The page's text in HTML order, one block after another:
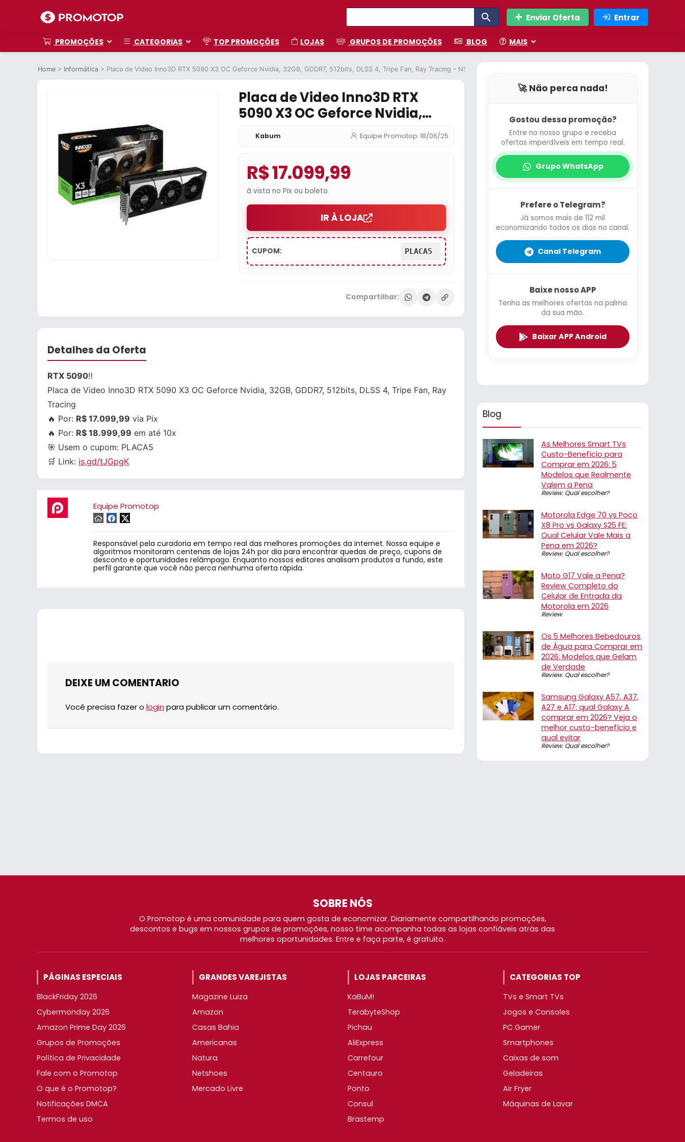
Enviar Oferta Entrar
PROMOÇÕES CATEGORIAS TOP PROMOÇÕES LOJAS GRUPOS DE PROMOÇÕES BLOG MAIS
Home > Informática > Placa de Video Inno3D RTX 5090 X3 OC Geforce Nvidia, 32GB, GDDR7, 512bits, DLSS 4, Tripe Fan, Ray Tracing – N50903-32D7X-17593928
Placa de Video Inno3D RTX
5090 X3 OC Geforce Nvidia,
32GB, GDDR7, 512bits, DLSS 4,
Tripe Fan, Ray Tracing –
N50903-32D7X-17593928
Kabum Equipe Promotop•18/06/25
R$ 17.099,99
à vista no Pix ou boleto
IR À LOJA
CUPOM: PLACA5
Compartilhar:
Detalhes da Oferta
RTX 5090‼
Placa de Video Inno3D RTX 5090 X3 OC Geforce Nvidia, 32GB, GDDR7, 512bits, DLSS 4, Tripe Fan, Ray
Tracing
🔥 Por: R$ 17.099,99 via Pix
🔥 Por: R$ 18.999,99 em até 10x
🎯 Usem o cupom: PLACA5
🛒 Link: is.gd/tJGpgK
Equipe Promotop
Responsável pela curadoria em tempo real das melhores promoções da internet. Nossa equipe e
algoritmos monitoram centenas de lojas 24h por dia para encontrar quedas de preço, cupons de
desconto e oportunidades relâmpago. Enquanto nossos editores analisam produtos a fundo, este
perfil garante que você não perca nenhuma oferta rápida.
DEIXE UM COMENTARIO
Você precisa fazer o login para publicar um comentário.
🚀 Não perca nada!
Gostou dessa promoção?
Entre no nosso grupo e receba
ofertas imperdíveis em tempo real.
Grupo WhatsApp
Prefere o Telegram?
Já somos mais de 112 mil
economizando todos os dias no canal.
Canal Telegram
Baixe nosso APP
Tenha as melhores ofertas na palma
da sua mão.
Baixar APP Android
Blog
As Melhores Smart TVs
Custo-Benefício para
Comprar em 2026: 5
Modelos que Realmente
Valem a Pena
Review, Qual escolher?
Motorola Edge 70 vs Poco
X8 Pro vs Galaxy S25 FE:
Qual Celular Vale Mais a
Pena em 2026?
Review, Qual escolher?
Moto G17 Vale a Pena?
Review Completo do
Celular de Entrada da
Motorola em 2026
Review
Os 5 Melhores Bebedouros
de Água para Comprar em
2026: Modelos que Gelam
de Verdade
Review, Qual escolher?
Samsung Galaxy A57, A37,
A27 e A17: qual Galaxy A
comprar em 2026? Veja o
melhor custo-benefício e
qual evitar
Review, Qual escolher?
SOBRE NÓS
O Promotop é uma comunidade para quem gosta de economizar. Diariamente compartilhando promoções,
descontos e bugs em nossos grupos de promoções, nosso time acompanha todas as lojas confiáveis atrás das
melhores oportunidades. Entre e faça parte, é gratuito.
PÁGINAS ESPECIAIS
BlackFriday 2026
Cybermonday 2026
Amazon Prime Day 2026
Grupos de Promoções
Política de Privacidade
Fale com o Promotop
O que é o Promotop?
Notificações DMCA
Termos de uso
GRANDES VAREJISTAS
Magazine Luiza
Amazon
Casas Bahia
Americanas
Natura
Netshoes
Mercado Livre
LOJAS PARCEIRAS
KaBuM!
TerabyteShop
Pichau
AliExpress
Carrefour
Centauro
Ponto
Consul
Brastemp
CATEGORIAS TOP
TVs e Smart TVs
Jogos e Consoles
PC Gamer
Smartphones
Caixas de som
Geladeiras
Air Fryer
Máquinas de Lavar